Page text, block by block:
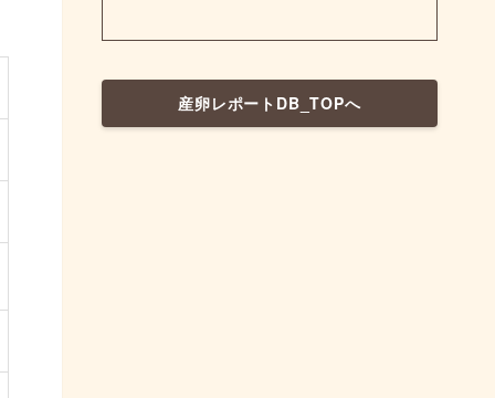
産卵レポートDB_TOPへ